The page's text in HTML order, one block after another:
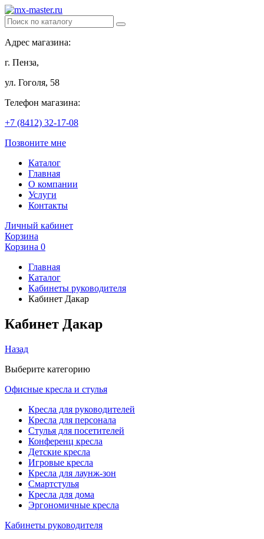
Адрес магазина:
г. Пенза,
ул. Гоголя, 58
Телефон магазина:
+7 (8412) 32-17-08
Позвоните мне
Каталог
Главная
О компании
Услуги
Контакты
Личный кабинет
Корзина
Корзина 0
Главная
Каталог
Кабинеты руководителя
Кабинет Дакар
Кабинет Дакар
Назад
Выберите категорию
Офисные кресла и стулья
Кресла для руководителей
Кресла для персонала
Стулья для посетителей
Конференц кресла
Детские кресла
Игровые кресла
Кресла для лаунж-зон
Смартстулья
Кресла для дома
Эргономичные кресла
Кабинеты руководителя